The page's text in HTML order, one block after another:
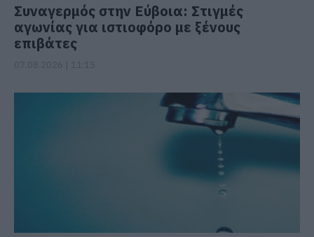
Συναγερμός στην Εύβοια: Στιγμές
αγωνίας για ιστιοφόρο με ξένους
επιβάτες